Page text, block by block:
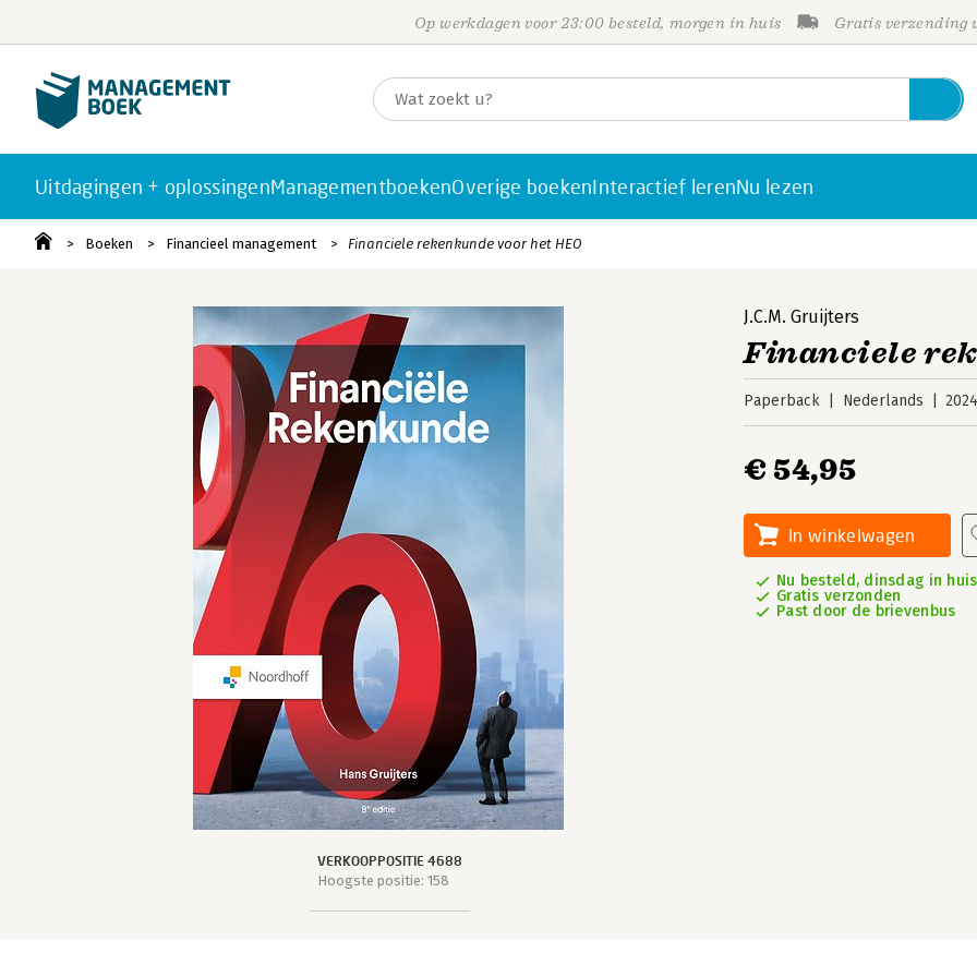
Op werkdagen voor 23:00 besteld, morgen in huis Gratis verzending
Uitdagingen + oplossingenManagementboekenOverige boekenInteractief lerenNu lezen
Boeken Financieel management Financiele rekenkunde voor het HEO
VERKOOPPOSITIE 4688
Hoogste positie: 158
J.C.M. Gruijters
Financiele
Paperback Nederlands
€ 54,95
In winkelwagen
Nu besteld, dinsdag in huis
Gratis verzonden
Past door de brievenbus